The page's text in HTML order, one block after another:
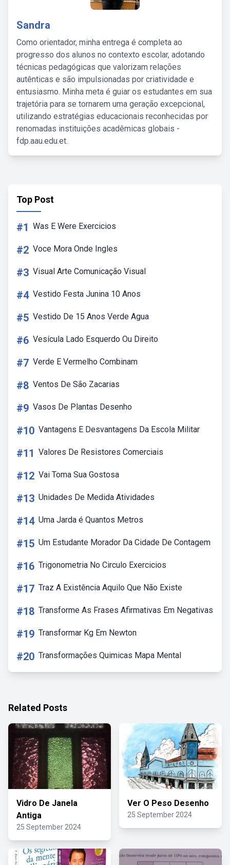
Sandra
Como orientador, minha entrega é completa ao
progresso dos alunos no contexto escolar, adotando
técnicas pedagógicas que valorizam relações
autênticas e são impulsionadas por criatividade e
entusiasmo. Minha meta é guiar os estudantes em sua
trajetória para se tornarem uma geração excepcional,
utilizando estratégias educacionais reconhecidas por
renomadas instituições acadêmicas globais -
fdp.aau.edu.et.
Top Post
#1 Was E Were Exercicios
#2 Voce Mora Onde Ingles
#3 Visual Arte Comunicação Visual
#4 Vestido Festa Junina 10 Anos
#5 Vestido De 15 Anos Verde Agua
#6 Vesícula Lado Esquerdo Ou Direito
#7 Verde E Vermelho Combinam
#8 Ventos De São Zacarias
#9 Vasos De Plantas Desenho
#10 Vantagens E Desvantagens Da Escola Militar
#11 Valores De Resistores Comerciais
#12 Vai Toma Sua Gostosa
#13 Unidades De Medida Atividades
#14 Uma Jarda é Quantos Metros
#15 Um Estudante Morador Da Cidade De Contagem
#16 Trigonometria No Circulo Exercicios
#17 Traz A Existência Aquilo Que Não Existe
#18 Transforme As Frases Afirmativas Em Negativas
#19 Transformar Kg Em Newton
#20 Transformações Quimicas Mapa Mental
Related Posts
Vidro De Janela
Antiga
25 September 2024
Ver O Peso Desenho
25 September 2024